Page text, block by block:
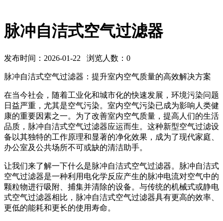
脉冲自洁式空气过滤器
发布时间：2026-01-22 浏览人数： 0
脉冲自洁式空气过滤器：提升室内空气质量的高效解决方案
在当今社会，随着工业化和城市化的快速发展，环境污染问题
日益严重，尤其是空气污染。室内空气污染已成为影响人类健
康的重要因素之一。为了改善室内空气质量，提高人们的生活
品质，脉冲自洁式空气过滤器应运而生。这种新型空气过滤设
备以其独特的工作原理和显著的净化效果，成为了现代家庭、
办公室及公共场所不可或缺的清洁助手。
让我们来了解一下什么是脉冲自洁式空气过滤器。脉冲自洁式
空气过滤器是一种利用电化学反应产生的脉冲电流对空气中的
颗粒物进行吸附、捕集并清除的设备。与传统的机械式或静电
式空气过滤器相比，脉冲自洁式空气过滤器具有更高的效率、
更低的能耗和更长的使用寿命。